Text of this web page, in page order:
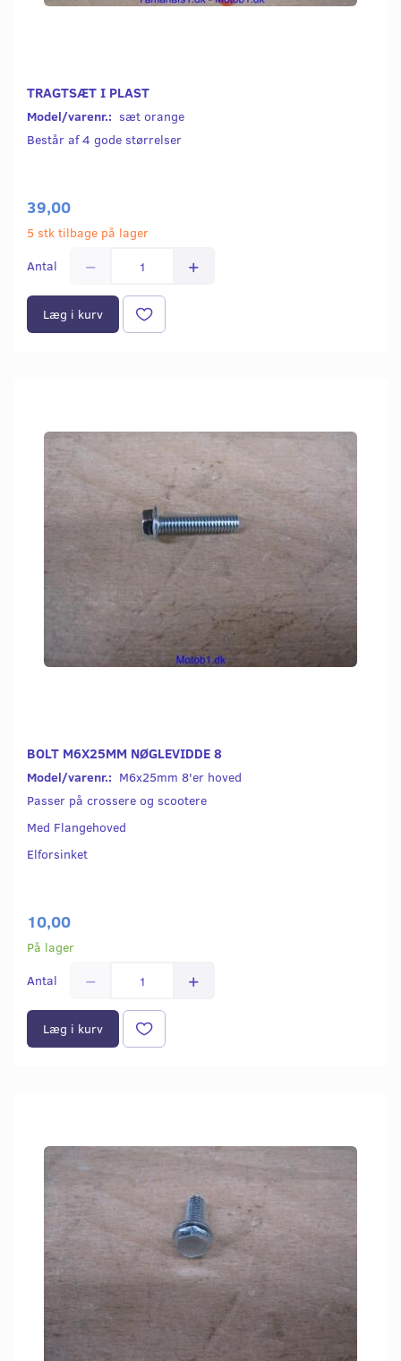
TRAGTSÆT I PLAST
Model/varenr.: sæt orange
Består af 4 gode størrelser
39,00
5 stk tilbage på lager
Antal
Læg i kurv
BOLT M6X25MM NØGLEVIDDE 8
Model/varenr.: M6x25mm 8'er hoved
Passer på crossere og scootere
Med Flangehoved
Elforsinket
10,00
På lager
Antal
Læg i kurv